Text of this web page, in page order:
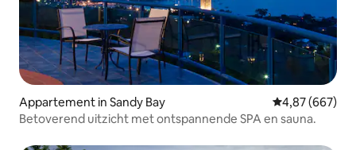
Appartement in Sandy Bay Gemiddelde
4,87 (667)
Betoverend uitzicht met ontspannende SPA en sauna.